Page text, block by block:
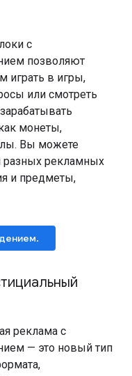
с
позволяют
играть в игры,
или смотреть
монеты,
Вы можете
разных рекламных
и предметы,
реклама с
— это новый тип